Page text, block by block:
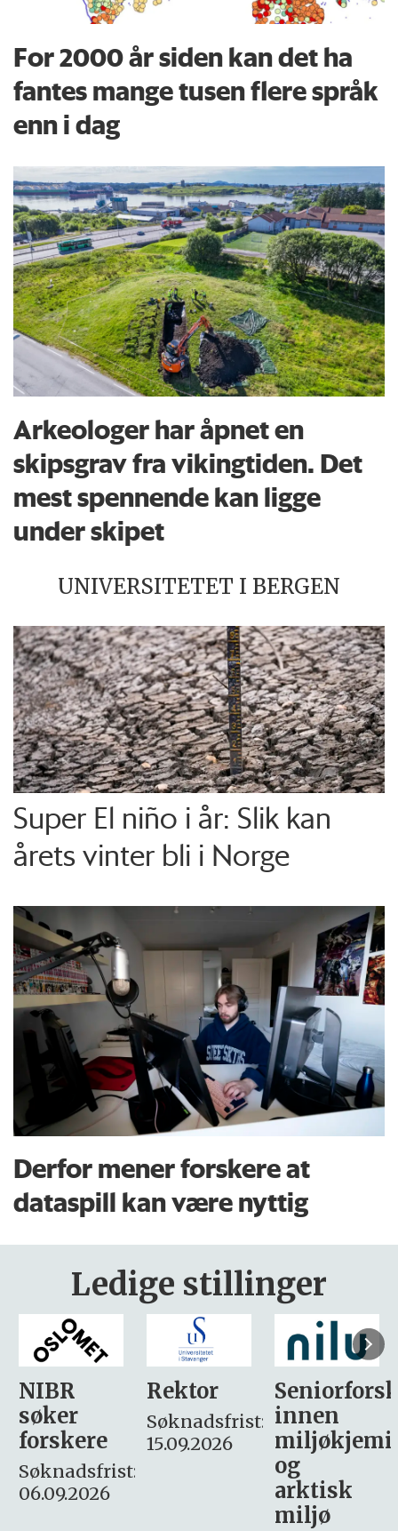
For 2000 år siden kan det ha
fantes mange tusen flere språk
enn i dag
Arkeologer har åpnet en
skipsgrav fra vikingtiden. Det
mest spennende kan ligge
under skipet
UNIVERSITETET I BERGEN
Super El niño i år: Slik kan
årets vinter bli i Norge
Derfor mener forskere at
dataspill kan være nyttig
Ledige stillinger
Rektor
Søknadsfrist:
15.09.2026
Seniorforsker
innen
miljøkjemi
søker
– fast
Søknadsfrist:
16. august.